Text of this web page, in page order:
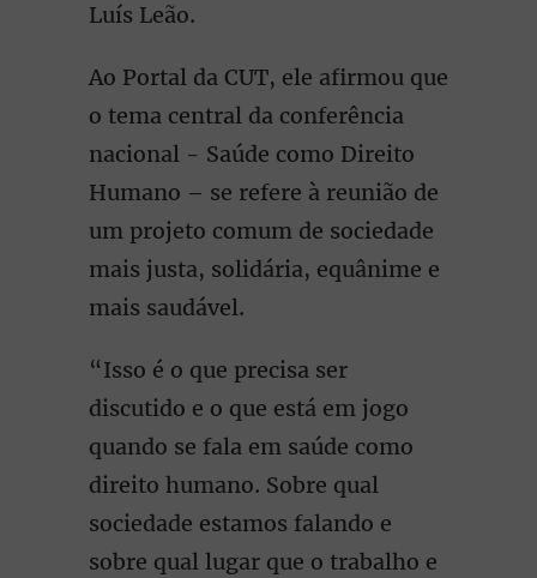
Luís Leão.
Ao Portal da CUT, ele afirmou que
o tema central da conferência
nacional - Saúde como Direito
Humano – se refere à reunião de
um projeto comum de sociedade
mais justa, solidária, equânime e
mais saudável.
“Isso é o que precisa ser
discutido e o que está em jogo
quando se fala em saúde como
direito humano. Sobre qual
sociedade estamos falando e
sobre qual lugar que o trabalho e